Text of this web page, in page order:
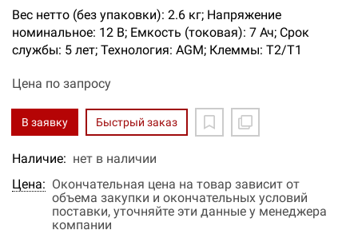
Вес нетто (без упаковки): 2.6 кг; Напряжение
номинальное: 12 В; Емкость (токовая): 7 Ач; Срок
службы: 5 лет; Технология: AGM; Клеммы: T2/T1
Цена по запросу
В заявку Быстрый заказ
Наличие: нет в наличии
Цена: Окончательная цена на товар зависит от
объема закупки и окончательных условий
поставки, уточняйте эти данные у менеджера
компании